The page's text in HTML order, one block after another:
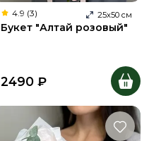
4.9 (3) 25х50 см
Букет "Алтай розовый"
2490 ₽